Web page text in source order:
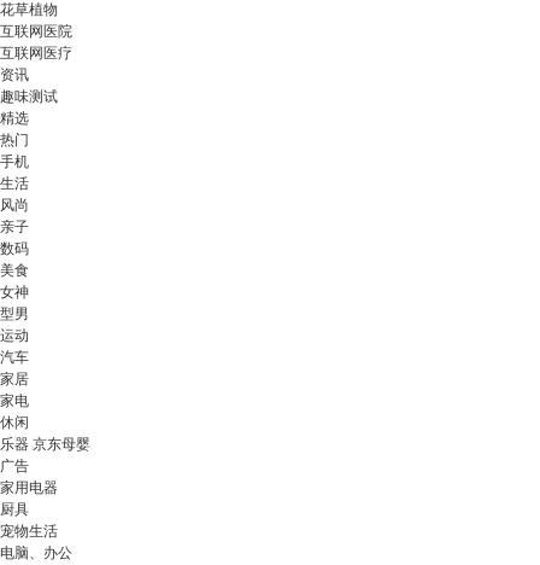
花草植物
互联网医院
互联网医疗
资讯
趣味测试
精选
热门
手机
生活
风尚
亲子
数码
美食
女神
型男
运动
汽车
家居
家电
休闲
乐器 京东母婴
广告
家用电器
厨具
宠物生活
电脑、办公